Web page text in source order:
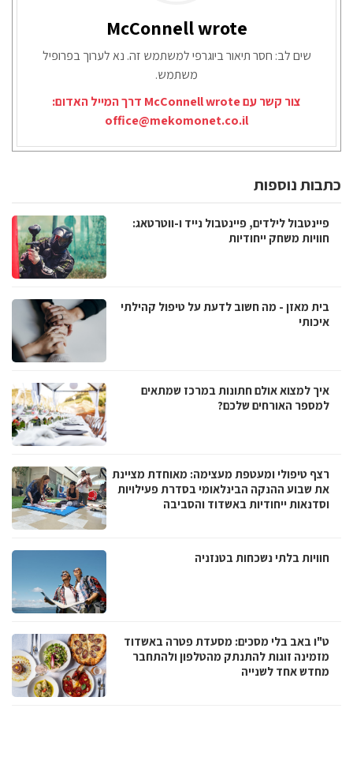
McConnell wrote
שים לב: חסר תיאור ביוגרפי למשתמש זה. נא לערוך בפרופיל
משתמש.
צור קשר עם McConnell wrote דרך המייל האדום:
office@mekomonet.co.il
כתבות נוספות
פיינטבול לילדים, פיינטבול נייד ו-ווטרטאג:
חוויות משחק ייחודיות
בית מאזן - מה חשוב לדעת על טיפול קהילתי
איכותי
איך למצוא אולם חתונות במרכז שמתאים
למספר האורחים שלכם?
רצף טיפולי ומעטפת מעצימה: מאוחדת מציינת
את שבוע ההנקה הבינלאומי בסדרת פעילויות
וסדנאות ייחודיות באשדוד והסביבה
חוויות בלתי נשכחות בטנזניה
ט"ו באב בלי מסכים: מסעדת פטרה באשדוד
מזמינה זוגות להתנתק מהטלפון ולהתחבר
מחדש אחד לשנייה